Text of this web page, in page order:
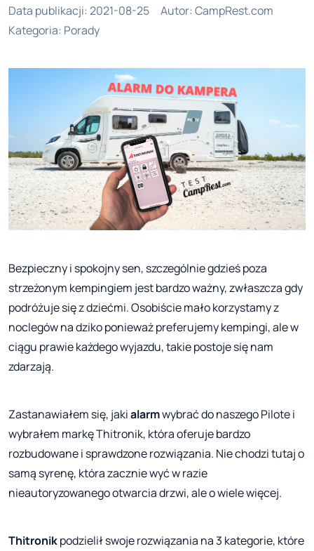
Data publikacji: 2021-08-25 Autor: CampRest.com
Kategoria: Porady
Bezpieczny i spokojny sen, szczególnie gdzieś poza
strzeżonym kempingiem jest bardzo ważny, zwłaszcza gdy
podróżuje się z dziećmi. Osobiście mało korzystamy z
noclegów na dziko ponieważ preferujemy kempingi, ale w
ciągu prawie każdego wyjazdu, takie postoje się nam
zdarzają.
Zastanawiałem się, jakialarmwybrać do naszego Pilote i
wybrałem markę Thitronik, która oferuje bardzo
rozbudowane i sprawdzone rozwiązania. Nie chodzi tutaj o
samą syrenę, która zacznie wyć w razie
nieautoryzowanego otwarcia drzwi, ale o wiele więcej.
Thitronikpodzielił swoje rozwiązania na 3 kategorie, które